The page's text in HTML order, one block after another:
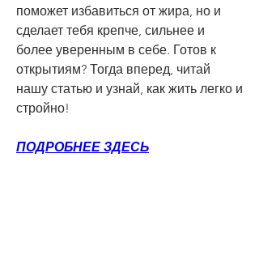
поможет избавиться от жира, но и
сделает тебя крепче, сильнее и
более уверенным в себе. Готов к
открытиям? Тогда вперед, читай
нашу статью и узнай, как жить легко и
стройно!
ПОДРОБНЕЕ ЗДЕСЬ